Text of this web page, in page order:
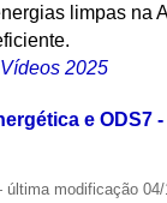
limpas na
Vídeos 2025
e
última modificação